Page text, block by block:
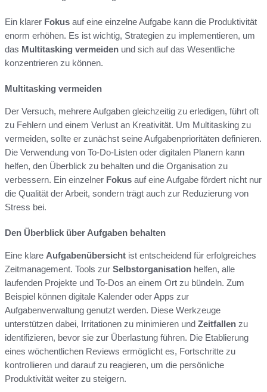
Ein klarer Fokus auf eine einzelne Aufgabe kann die Produktivität
enorm erhöhen. Es ist wichtig, Strategien zu implementieren, um
das Multitasking vermeiden und sich auf das Wesentliche
konzentrieren zu können.
Multitasking vermeiden
Der Versuch, mehrere Aufgaben gleichzeitig zu erledigen, führt oft
zu Fehlern und einem Verlust an Kreativität. Um Multitasking zu
vermeiden, sollte er zunächst seine Aufgabenprioritäten definieren.
Die Verwendung von To-Do-Listen oder digitalen Planern kann
helfen, den Überblick zu behalten und die Organisation zu
verbessern. Ein einzelner Fokus auf eine Aufgabe fördert nicht nur
die Qualität der Arbeit, sondern trägt auch zur Reduzierung von
Stress bei.
Den Überblick über Aufgaben behalten
Eine klare Aufgabenübersicht ist entscheidend für erfolgreiches
Zeitmanagement. Tools zur Selbstorganisation helfen, alle
laufenden Projekte und To-Dos an einem Ort zu bündeln. Zum
Beispiel können digitale Kalender oder Apps zur
Aufgabenverwaltung genutzt werden. Diese Werkzeuge
unterstützen dabei, Irritationen zu minimieren und Zeitfallen zu
identifizieren, bevor sie zur Überlastung führen. Die Etablierung
eines wöchentlichen Reviews ermöglicht es, Fortschritte zu
kontrollieren und darauf zu reagieren, um die persönliche
Produktivität weiter zu steigern.